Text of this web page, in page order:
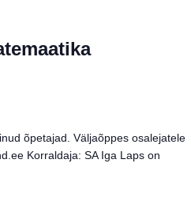
õpetajad. Väljaõppes osalejatele
Korraldaja: SA Iga Laps on